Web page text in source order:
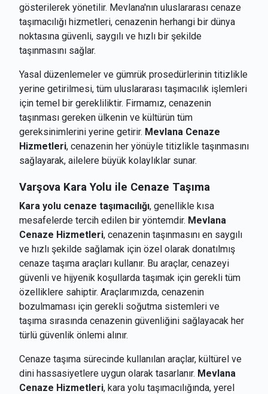
gösterilerek yönetilir. Mevlana'nın uluslararası cenaze
taşımacılığı hizmetleri, cenazenin herhangi bir dünya
noktasına güvenli, saygılı ve hızlı bir şekilde
taşınmasını sağlar.
Yasal düzenlemeler ve gümrük prosedürlerinin titizlikle
yerine getirilmesi, tüm uluslararası taşımacılık işlemleri
için temel bir gerekliliktir. Firmamız, cenazenin
taşınması gereken ülkenin ve kültürün tüm
gereksinimlerini yerine getirir. Mevlana Cenaze
Hizmetleri, cenazenin her yönüyle titizlikle taşınmasını
sağlayarak, ailelere büyük kolaylıklar sunar.
Varşova Kara Yolu ile Cenaze Taşıma
Kara yolu cenaze taşımacılığı, genellikle kısa
mesafelerde tercih edilen bir yöntemdir. Mevlana
Cenaze Hizmetleri, cenazenin taşınmasını en saygılı
ve hızlı şekilde sağlamak için özel olarak donatılmış
cenaze taşıma araçları kullanır. Bu araçlar, cenazeyi
güvenli ve hijyenik koşullarda taşımak için gerekli tüm
özelliklere sahiptir. Araçlarımızda, cenazenin
bozulmaması için gerekli soğutma sistemleri ve
taşıma sırasında cenazenin güvenliğini sağlayacak her
türlü güvenlik önlemi alınır.
Cenaze taşıma sürecinde kullanılan araçlar, kültürel ve
dini hassasiyetlere uygun olarak tasarlanır. Mevlana
Cenaze Hizmetleri, kara yolu taşımacılığında, yerel